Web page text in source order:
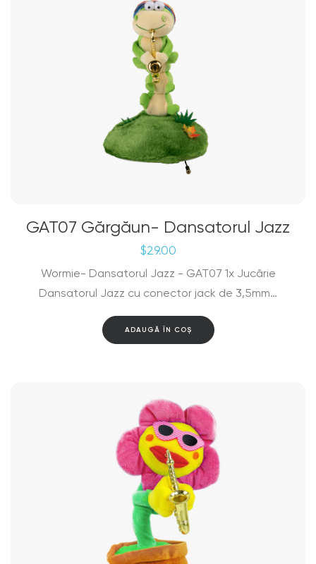
GAT07 Gărgăun- Dansatorul Jazz
$29.00
Wormie- Dansatorul Jazz - GAT07 1x Jucărie
Dansatorul Jazz cu conector jack de 3,5mm…
ADAUGĂ ÎN COȘ